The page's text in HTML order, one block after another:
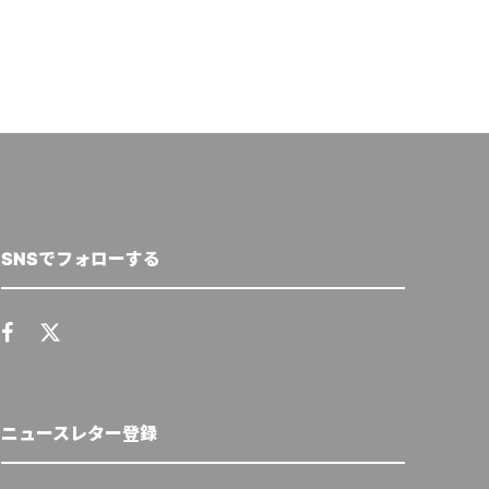
SNSでフォローする
ニュースレター登録